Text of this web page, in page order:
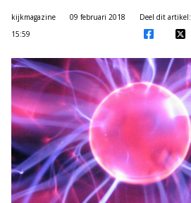
kijkmagazine
09 februari 2018
15:59
Deel dit artikel: